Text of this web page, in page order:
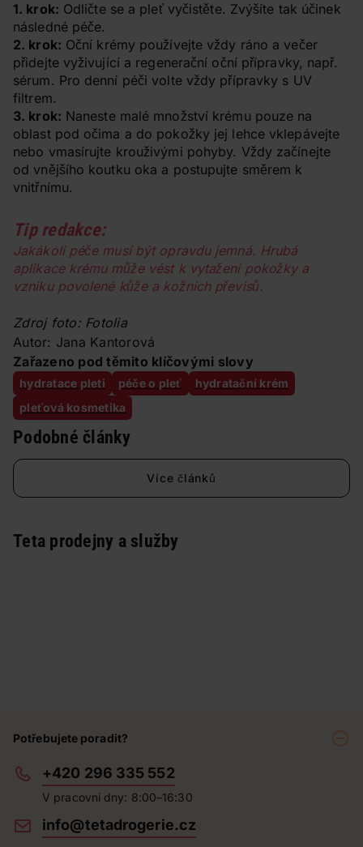
1. krok: Odličte se a pleť vyčistěte. Zvýšíte tak účinek
následné péče.
2. krok: Oční krémy používejte vždy ráno a večer
přidejte vyživující a regenerační oční přípravky, např.
sérum. Pro denní péči volte vždy přípravky s UV
filtrem.
3. krok: Naneste malé množství krému pouze na
oblast pod očima a do pokožky jej lehce vklepávejte
nebo vmasírujte krouživými pohyby. Vždy začínejte
od vnějšího koutku oka a postupujte směrem k
vnitřnímu.
Tip redakce:
Jakákoli péče musí být opravdu jemná. Hrubá
aplikace krému může vést k vytažení pokožky a
vzniku povolené kůže a kožních převisů.
Zdroj foto: Fotolia
Autor: Jana Kantorová
Zařazeno pod těmito klíčovými slovy
hydratace pleti péče o pleť
hydratační krém
pleťová kosmetika
Podobné články
Více článků
Teta prodejny a služby
Potřebujete poradit?
+420 296 335 552
V pracovní dny: 8:00–16:30
info@tetadrogerie.cz